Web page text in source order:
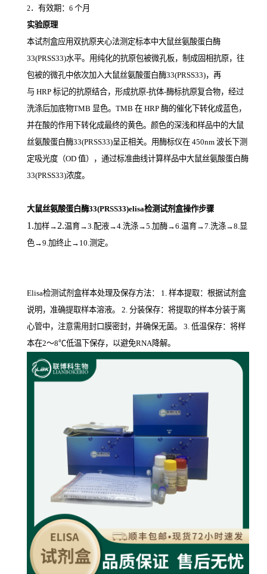
2．有效期： 6 个月
实验原理
本试剂盒应用双抗原夹心法测定标本中大鼠丝氨酸蛋白酶
33(PRSS33)水平。用纯化的抗原包被微孔板，制成固相抗原，往
包被的微孔中依次加入大鼠丝氨酸蛋白酶33(PRSS33)，再
与 HRP 标记的抗原结合，形成抗原-抗体-酶标抗原复合物，经过
洗涤后加底物TMB 显色。 TMB 在 HRP 酶的催化下转化成蓝色，
并在酸的作用下转化成最终的黄色。颜色的深浅和样品中的大鼠
丝氨酸蛋白酶33(PRSS33)呈正相关。用酶标仪在 450nm 波长下测
定吸光度（OD 值），通过标准曲线计算样品中大鼠丝氨酸蛋白酶
33(PRSS33)浓度。
大鼠丝氨酸蛋白酶33(PRSS33)elisa检测试剂盒操作步骤
1.加样→ 2.温育→3.配液→4.洗涤→5.加酶→6.温育→7.洗涤→8.显
色→9.加终止→10.测定。
Elisa检测试剂盒样本处理及保存方法： 1. 样本提取：根据试剂盒
说明，准确提取样本溶液。 2. 分装保存：将提取的样本分装于离
心管中，注意需用封口膜密封，并确保无菌。 3. 低温保存：将样
本在2～8℃低温下保存，以避免RNA降解。